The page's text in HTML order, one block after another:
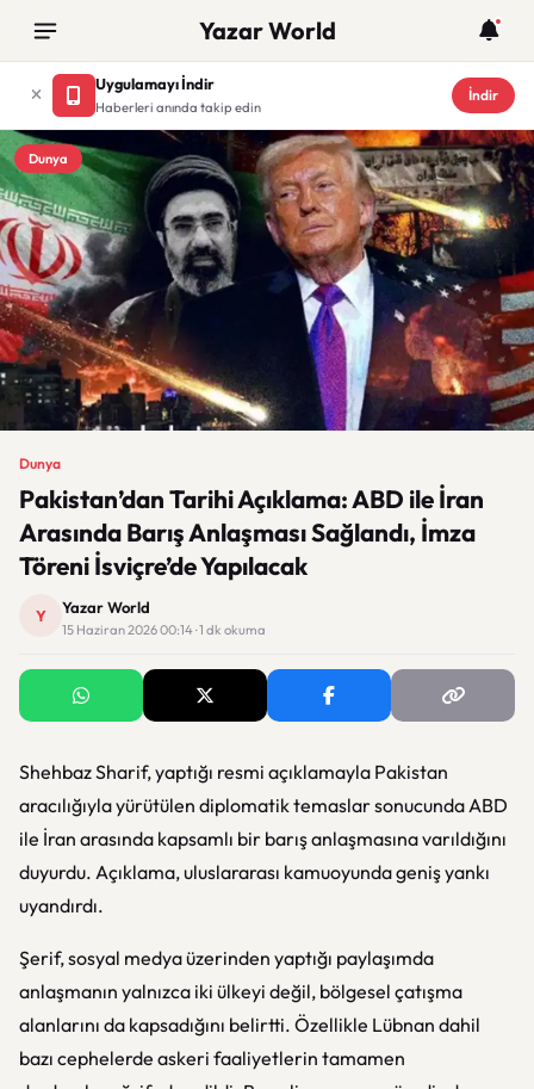
Yazar World
Uygulamayı İndir
Haberleri anında takip edin
İndir
Dunya
Dunya
Pakistan’dan Tarihi Açıklama: ABD ile İran
Arasında Barış Anlaşması Sağlandı, İmza
Töreni İsviçre’de Yapılacak
Y Yazar World
15 Haziran 2026 00:14 · 1 dk okuma
Shehbaz Sharif, yaptığı resmi açıklamayla Pakistan
aracılığıyla yürütülen diplomatik temaslar sonucundaABD
ile İran arasında kapsamlı bir barış anlaşmasına varıldığını
duyurdu. Açıklama, uluslararası kamuoyunda geniş yankı
uyandırdı.
Şerif, sosyal medya üzerinden yaptığı paylaşımda
anlaşmanın yalnızca iki ülkeyi değil, bölgesel çatışma
alanlarını da kapsadığını belirtti. Özellikle Lübnan dahil
bazı cephelerde askeri faaliyetlerin tamamen